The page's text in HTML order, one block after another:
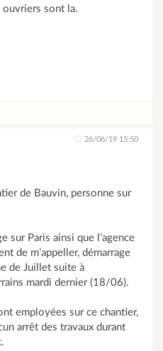
sont la.
26/06/19 15:50
de Bauvin, personne sur
sur Paris ainsi que l’agence
de m’appeller, démarrage
de Juillet suite à
mardi dernier (18/06).
employées sur ce chantier,
arrêt des travaux durant